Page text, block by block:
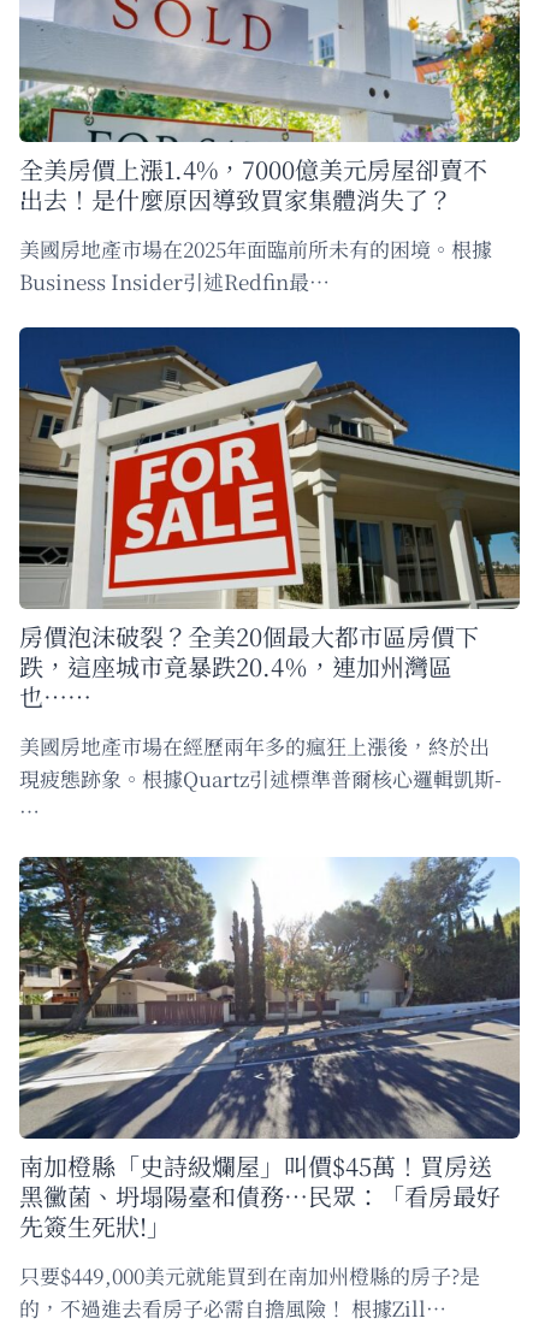
全美房價上漲1.4%，7000億美元房屋卻賣不
出去！是什麼原因導致買家集體消失了？
美國房地產市場在2025年面臨前所未有的困境。根據
Business Insider引述Redfin最…
房價泡沫破裂？全美20個最大都市區房價下
跌，這座城市竟暴跌20.4％，連加州灣區
也……
美國房地產市場在經歷兩年多的瘋狂上漲後，終於出
現疲態跡象。根據Quartz引述標準普爾核心邏輯凱斯-
…
南加橙縣「史詩級爛屋」叫價$45萬！買房送
黑黴菌、坍塌陽臺和債務…民眾：「看房最好
先簽生死狀!」
只要$449,000美元就能買到在南加州橙縣的房子?是
的，不過進去看房子必需自擔風險！ 根據Zill…